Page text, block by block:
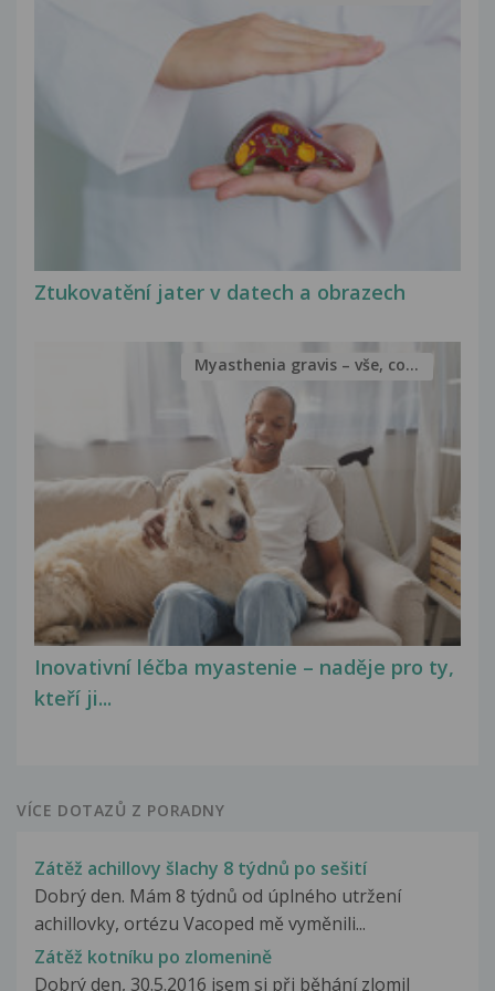
Ztukovatění jater v datech a obrazech
Inovativní léčba myastenie – naděje pro ty,
kteří ji...
Myasthenia gravis – vše, co...
VÍCE DOTAZŮ Z PORADNY
Zátěž achillovy šlachy 8 týdnů po sešití
Dobrý den. Mám 8 týdnů od úplného utržení
achillovky, ortézu Vacoped mě vyměnili...
Zátěž kotníku po zlomenině
Dobrý den, 30.5.2016 jsem si při běhání zlomil